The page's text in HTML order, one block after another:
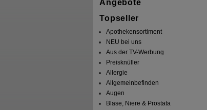
Angebote
Topseller
Apothekensortiment
NEU bei uns
Aus der TV-Werbung
Preisknüller
Allergie
Allgemeinbefinden
Augen
Blase, Niere & Prostata